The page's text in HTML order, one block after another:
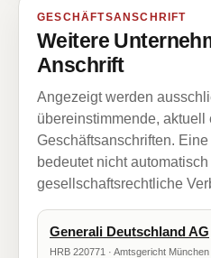
GESCHÄFTSANSCHRIFT
Weitere
Anschrift
Angezeigt werden
übereinstimmende, aktuell
Geschäftsanschriften.
bedeutet nicht
gesellschaftsrechtliche
Generali Deutschland AG
HRB 220771 · Amtsgericht München